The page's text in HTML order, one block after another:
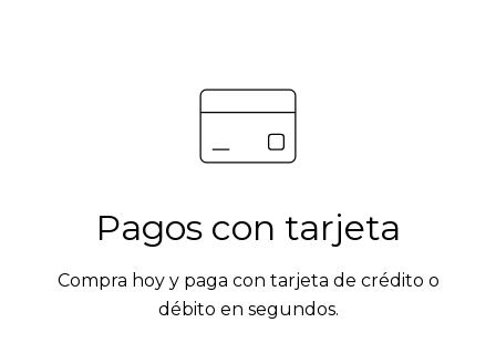
Pagos con tarjeta
Compra hoy y paga con tarjeta de crédito o
débito en segundos.